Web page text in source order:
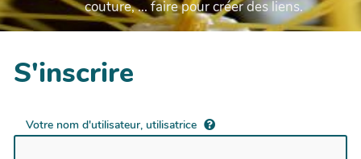
couture, ... faire pour créer des liens.
S'inscrire
Votre nom d'utilisateur, utilisatrice